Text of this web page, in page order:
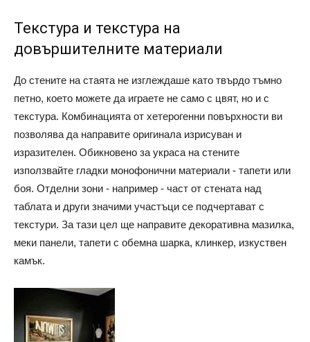
Текстура и текстура на
довършителните материали
До стените на стаята не изглеждаше като твърдо тъмно
петно, което можете да играете не само с цвят, но и с
текстура. Комбинацията от хетерогенни повърхности ви
позволява да направите оригинала изрисуван и
изразителен. Обикновено за украса на стените
използвайте гладки монофонични материали - тапети или
боя. Отделни зони - например - част от стената над
таблата и други значими участъци се подчертават с
текстури. За тази цел ще направите декоративна мазилка,
меки панели, тапети с обемна шарка, клинкер, изкуствен
камък.